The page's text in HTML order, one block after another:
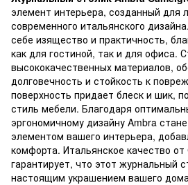
элемент интерьера, созданный для
современного итальянского
себе изящество и практичность,
как для гостиной, так и для офиса.
высококачественных материалов,
долговечность и стойкость к
поверхность придает блеск и шик,
стиль мебели. Благодаря
эргономичному дизайну Ambra
элементом вашего интерьера,
комфорта. Итальянское качество от
гарантирует, что этот журнальный
настоящим украшением вашего